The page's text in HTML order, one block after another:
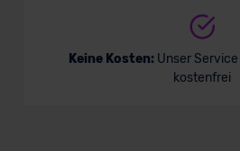
Keine Kosten: Unser
kostenfrei